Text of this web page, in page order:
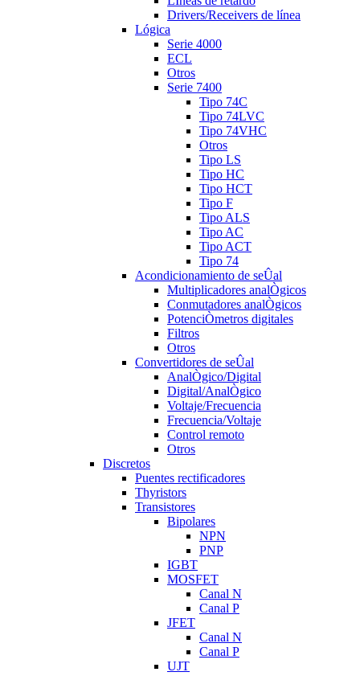
Drivers/Receivers de línea
Lógica
Serie 4000
ECL
Otros
Serie 7400
Tipo 74C
Tipo 74LVC
Tipo 74VHC
Otros
Tipo LS
Tipo HC
Tipo HCT
Tipo F
Tipo ALS
Tipo AC
Tipo ACT
Tipo 74
Acondicionamiento de seÛal
Multiplicadores analÒgicos
Conmutadores analÒgicos
PotenciÒmetros digitales
Filtros
Otros
Convertidores de seÛal
AnalÒgico/Digital
Digital/AnalÒgico
Voltaje/Frecuencia
Frecuencia/Voltaje
Control remoto
Otros
Discretos
Puentes rectificadores
Thyristors
Transistores
Bipolares
NPN
PNP
IGBT
MOSFET
Canal N
Canal P
JFET
Canal N
Canal P
UJT